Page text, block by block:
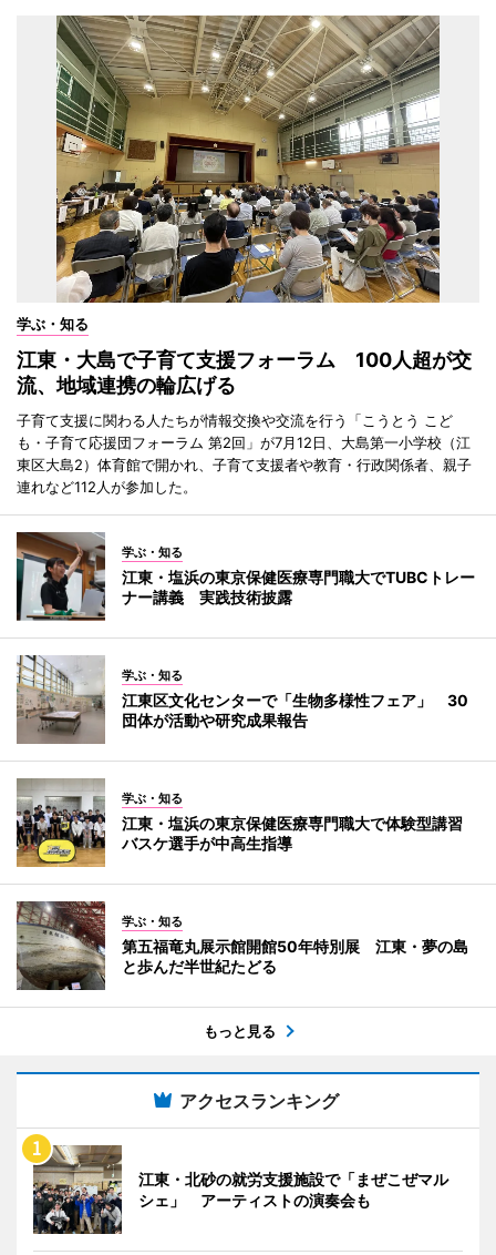
学ぶ・知る
江東・大島で子育て支援フォーラム 100人超が交
流、地域連携の輪広げる
子育て支援に関わる人たちが情報交換や交流を行う「こうとう こど
も・子育て応援団フォーラム 第2回」が7月12日、大島第一小学校（江
東区大島2）体育館で開かれ、子育て支援者や教育・行政関係者、親子
連れなど112人が参加した。
学ぶ・知る
江東・塩浜の東京保健医療専門職大でTUBCトレー
ナー講義 実践技術披露
学ぶ・知る
江東区文化センターで「生物多様性フェア」 30
団体が活動や研究成果報告
学ぶ・知る
江東・塩浜の東京保健医療専門職大で体験型講習
バスケ選手が中高生指導
学ぶ・知る
第五福竜丸展示館開館50年特別展 江東・夢の島
と歩んだ半世紀たどる
もっと見る
アクセスランキング
江東・北砂の就労支援施設で「まぜこぜマル
シェ」 アーティストの演奏会も